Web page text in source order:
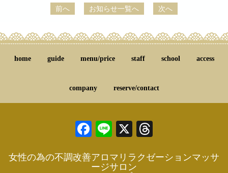
前へ お知らせ一覧へ 次へ
home guide menu/price staff school access
company reserve/contact
Facebook
Line
X
女性の為の不調改善アロマリラクゼーションマッサ
ージサロン